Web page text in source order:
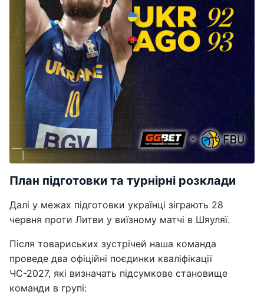
План підготовки та турнірні розклади
Далі у межах підготовки українці зіграють 28
червня проти Литви у виїзному матчі в Шяуляї.
Після товариських зустрічей наша команда
проведе два офіційні поєдинки кваліфікації
ЧС-2027, які визначать підсумкове становище
команди в групі: